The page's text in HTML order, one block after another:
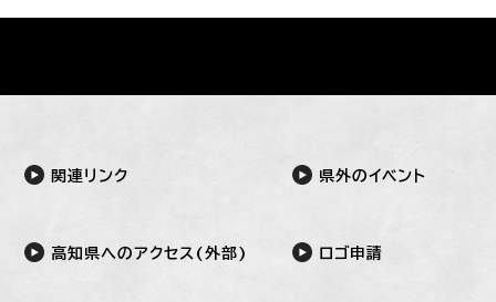
関連リンク 県外のイベント
高知県へのアクセス(外部) ロゴ申請